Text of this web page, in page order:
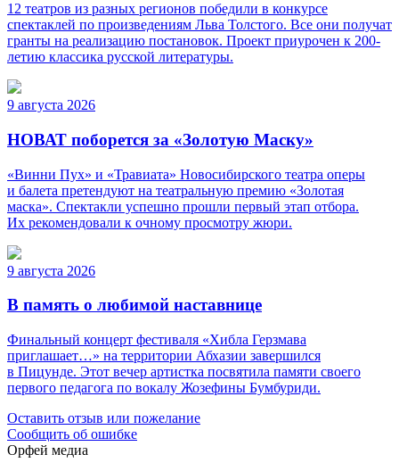
12 театров из разных регионов победили в конкурсе
спектаклей по произведениям Льва Толстого. Все они получат
гранты на реализацию постановок. Проект приурочен к 200-
летию классика русской литературы.
9 августа 2026
НОВАТ поборется за «Золотую Маску»
«Винни Пух» и «Травиата» Новосибирского театра оперы
и балета претендуют на театральную премию «Золотая
маска». Спектакли успешно прошли первый этап отбора.
Их рекомендовали к очному просмотру жюри.
9 августа 2026
В память о любимой наставнице
Финальный концерт фестиваля «Хибла Герзмава
приглашает…» на территории Абхазии завершился
в Пицунде. Этот вечер артистка посвятила памяти своего
первого педагога по вокалу Жозефины Бумбуриди.
Оставить отзыв или пожелание
Сообщить об ошибке
Орфей медиа